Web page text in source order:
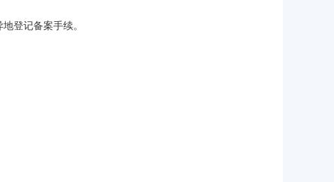
登记备案手续。